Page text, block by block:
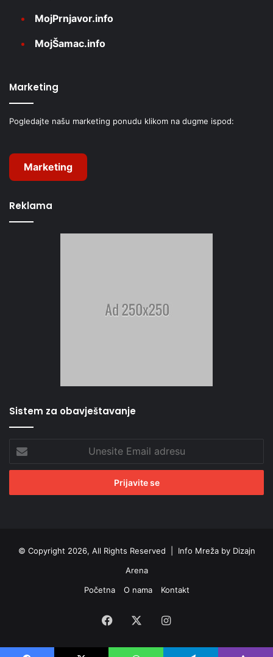
MojPrnjavor.info
MojŠamac.info
Marketing
Pogledajte našu marketing ponudu klikom na dugme ispod:
Marketing
Reklama
Sistem za obavještavanje
Email
adresu
© Copyright 2026, All Rights Reserved | Info Mreža by Dizajn
Arena
Početna
O nama Kontakt
Facebook Instagram